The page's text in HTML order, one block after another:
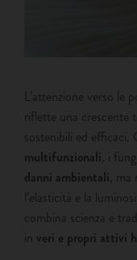
L’attenzione verso le
riflette una crescente
sostenibili ed efficaci.
multifunzionali , i
danni ambientali ,
l’elasticità e la
combina scienza e
in veri e propri attivi